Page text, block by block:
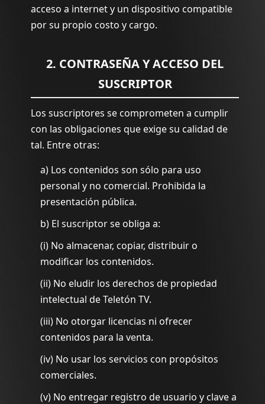
acceso a internet y un dispositivo compatible
por su propio costo y cargo.
2. CONTRASEÑA Y ACCESO DEL
SUSCRIPTOR
Los suscriptores se comprometen a cumplir
con las obligaciones que exige su calidad de
tal. Entre otras:
a) Los contenidos son sólo para uso
personal y no comercial. Prohibida la
presentación pública.
b) El suscriptor se obliga a:
(i) No almacenar, copiar, distribuir o
modificar los contenidos.
(ii) No eludir los derechos de propiedad
intelectual de Teletón TV.
(iii) No otorgar licencias ni ofrecer
contenidos para la venta.
(iv) No usar los servicios con propósitos
comerciales.
(v) No entregar registro de usuario y clave a